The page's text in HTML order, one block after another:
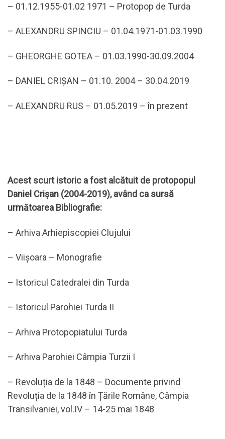
– 01.12.1955-01.02 1971 – Protopop de Turda
– ALEXANDRU SPINCIU – 01.04.1971-01.03.1990
– GHEORGHE GOTEA – 01.03.1990-30.09.2004
– DANIEL CRIȘAN – 01.10. 2004 – 30.04.2019
– ALEXANDRU RUS – 01.05.2019 – în prezent
Acest scurt istoric a fost alcătuit de protopopul
Daniel Crișan (2004-2019), având ca sursă
următoarea Bibliografie:
– Arhiva Arhiepiscopiei Clujului
– Viișoara – Monografie
– Istoricul Catedralei din Turda
– Istoricul Parohiei Turda II
– Arhiva Protopopiatului Turda
– Arhiva Parohiei Câmpia Turzii I
– Revoluția de la 1848 – Documente privind
Revoluția de la 1848 în Țările Române, Câmpia
Transilvaniei, vol.IV – 14-25 mai 1848